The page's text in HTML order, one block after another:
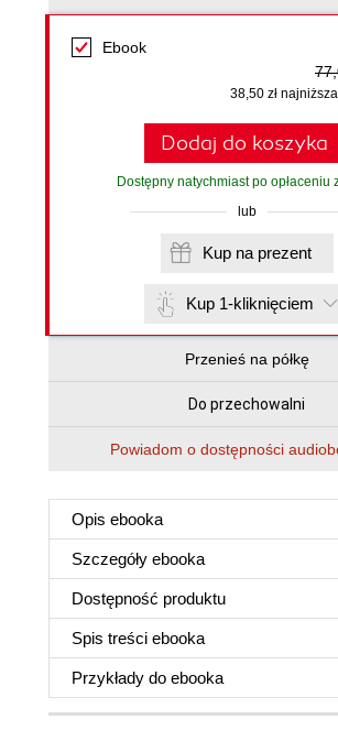
Ebook
38,50 zł
Dodaj do koszyka
Dostępny natychmiast po opłaceniu
lub
Kup na prezent
Kup 1-kliknięciem
Przenieś na półkę
Do przechowalni
Powiadom o dostępności
Opis ebooka
Szczegóły ebooka
Dostępność produktu
Spis treści ebooka
Przykłady do ebooka